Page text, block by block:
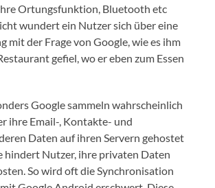
Ortungsfunktion, Bluetooth etc
wundert ein Nutzer sich über eine
mit der Frage von Google, wie es ihm
gefiel, wo er eben zum Essen
Google sammeln wahrscheinlich
ihre Email-, Kontakte- und
Daten auf ihren Servern gehostet
hindert Nutzer, ihre privaten Daten
So wird oft die Synchronisation